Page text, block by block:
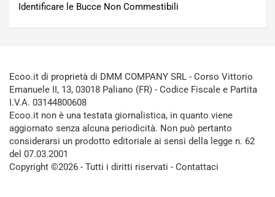
Identificare le Bucce Non Commestibili
Ecoo.it di proprietà di DMM COMPANY SRL - Corso Vittorio
Emanuele II, 13, 03018 Paliano (FR) - Codice Fiscale e Partita
I.V.A. 03144800608
Ecoo.it non è una testata giornalistica, in quanto viene
aggiornato senza alcuna periodicità. Non può pertanto
considerarsi un prodotto editoriale ai sensi della legge n. 62
del 07.03.2001
Copyright ©2026 - Tutti i diritti riservati - Contattaci